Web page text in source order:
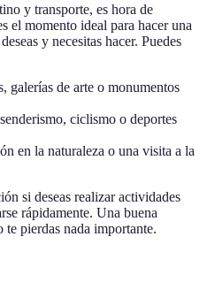
y transporte, es hora de
el momento ideal para hacer una
y necesitas hacer. Puedes
galerías de arte o monumentos
ciclismo o deportes
en la naturaleza o una visita a la
si deseas realizar actividades
rápidamente. Una buena
pierdas nada importante.